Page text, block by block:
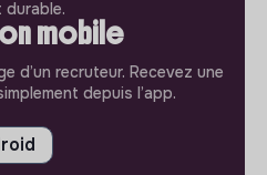
durable.
mobile
d’un recruteur. Recevez une
depuis l’app.